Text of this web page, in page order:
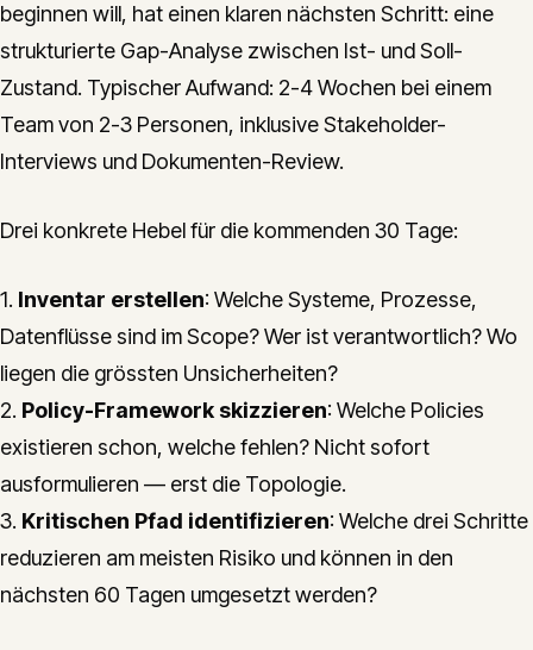
beginnen will, hat einen klaren nächsten Schritt: eine
strukturierte Gap-Analyse zwischen Ist- und Soll-
Zustand. Typischer Aufwand: 2-4 Wochen bei einem
Team von 2-3 Personen, inklusive Stakeholder-
Interviews und Dokumenten-Review.
Drei konkrete Hebel für die kommenden 30 Tage:
1. Inventar erstellen: Welche Systeme, Prozesse,
Datenflüsse sind im Scope? Wer ist verantwortlich? Wo
liegen die grössten Unsicherheiten?
2. Policy-Framework skizzieren: Welche Policies
existieren schon, welche fehlen? Nicht sofort
ausformulieren — erst die Topologie.
3. Kritischen Pfad identifizieren: Welche drei Schritte
reduzieren am meisten Risiko und können in den
nächsten 60 Tagen umgesetzt werden?